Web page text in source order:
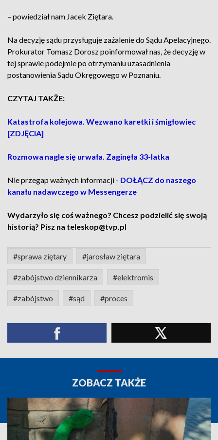
– powiedział nam Jacek Ziętara.
Na decyzję sądu przysługuje zażalenie do Sądu Apelacyjnego.
Prokurator Tomasz Dorosz poinformował nas, że decyzję w
tej sprawie podejmie po otrzymaniu uzasadnienia
postanowienia Sądu Okręgowego w Poznaniu.
CZYTAJ TAKŻE:
Katastrofa kolejowa. Wezwano karetki i śmigłowiec
[ZDJĘCIA]
Rozmowa nagle się urwała. Zaginęła 33-latka
Nie przegap ważnych informacji - DOŁĄCZ do naszego
kanału nadawczego w Messengerze
Wydarzyło się coś ważnego? Chcesz podzielić się swoją
historią? Pisz na teleskop@tvp.pl
#sprawa ziętary #jarosław ziętara
#zabójstwo dziennikarza #elektromis
#zabójstwo #sąd #proces
ZOBACZ TAKŻE